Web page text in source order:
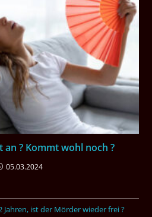
an ? Kommt wohl noch ?
05.03.2024
Jahren, ist der Mörder wieder frei ?